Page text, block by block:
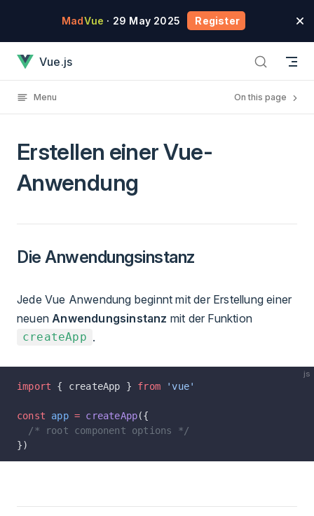
Skip to content
MadVue · 29 May 2025 Register
Vue.js
Menu On this page
Erstellen einer Vue-
Anwendung
Die Anwendungsinstanz
Jede Vue Anwendung beginnt mit der Erstellung einer
neuen Anwendungsinstanz mit der Funktion
createApp .
js
import { createApp } from 'vue'
const app = createApp({
  /* root component options */
})